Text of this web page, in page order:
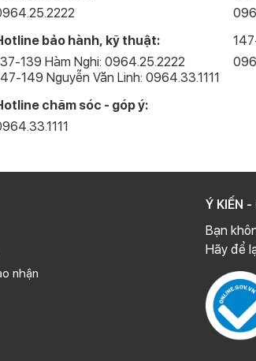
bảo hành, kỹ thuật:
139 Hàm Nghi: 0964.25.2222
149 Nguyễn Văn Linh: 0964.33.1111
chăm sóc - góp ý:
nhận
Ý KIẾN
Bạn
Hãy để